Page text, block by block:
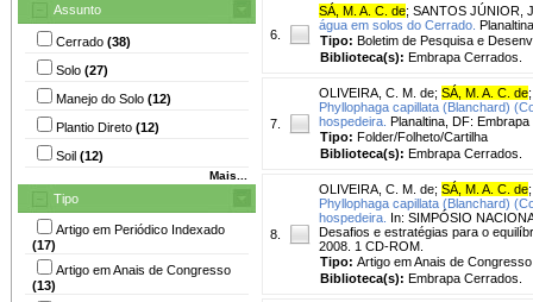
Assunto
Cerrado (38)
Solo (27)
Manejo do Solo (12)
Plantio Direto (12)
Soil (12)
Mais...
Tipo
Artigo em Periódico Indexado
(17)
Artigo em Anais de Congresso
(13)
6.
SÁ, M. A. C. de; SANTOS JÚNIOR,
água em solos do Cerrado.
Tipo: Boletim de Pesquisa e
Biblioteca(s): Embrapa Cerrados.
7.
OLIVEIRA, C. M. de; SÁ, M. A. C. de
Phyllophaga capillata (Blanchard)
hospedeira. Planaltina, DF:
Tipo: Folder/Folheto/Cartilha
Biblioteca(s): Embrapa Cerrados.
8.
OLIVEIRA, C. M. de; SÁ, M. A. C. de
Phyllophaga capillata (Blanchard)
hospedeira. In: SIMPÓSIO
Desafios e estratégias para o
2008. 1 CD-ROM.
Tipo: Artigo em Anais de
Biblioteca(s): Embrapa Cerrados.